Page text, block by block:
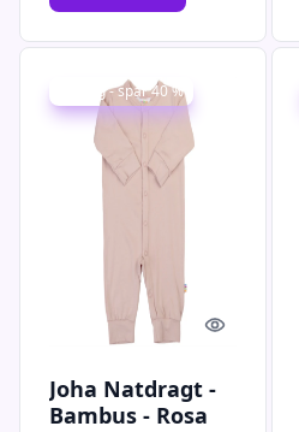
Udsalg - spar 40 %
Quick look
Joha Natdragt -
Bambus - Rosa